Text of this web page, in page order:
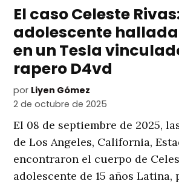
El caso Celeste
adolescente
en un Tesla
rapero D4vd
por Liyen Gómez
2 de octubre de 2025
El 08 de septiembre de 2025,
de Los Angeles, California,
encontraron el cuerpo de
adolescente de 15 años Latina,